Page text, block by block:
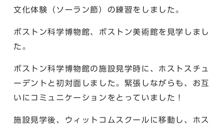
文化体験（ソーラン節）の練習をしました。
ボストン科学博物館、ボストン美術館を見学しまし
た。
ボストン科学博物館の施設見学時に、ホストスチュ
ーデントと初対面しました。緊張しながらも、お互
いにコミュニケーションをとっていました！
施設見学後、ウィットコムスクールに移動し、ホス